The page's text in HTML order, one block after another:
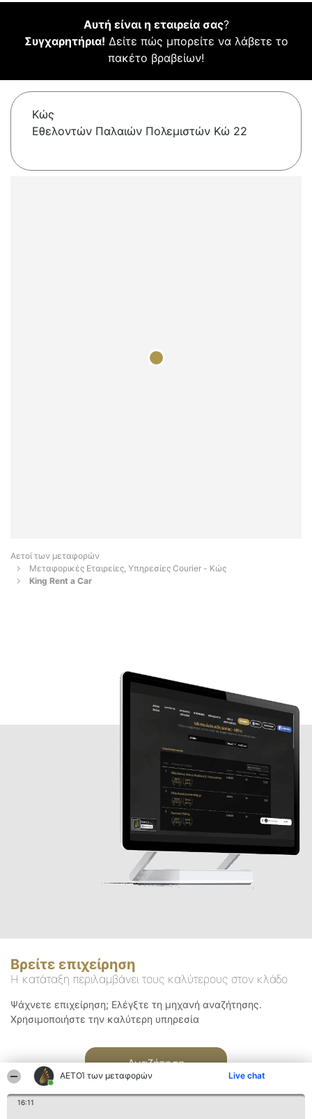
ΑΕΤΟΊ των μεταφορών Live chat
16:11
Αυτή είναι η εταιρεία σας?
Συγχαρητήρια! Δείτε πώς μπορείτε να λάβετε το
πακέτο βραβείων!
Κώς
Εθελοντών Παλαιών Πολεμιστών Κώ 22
Αετοί των μεταφορών
Μεταφορικές Εταιρείες, Υπηρεσίες Courier - Κώς
King Rent a Car
Βρείτε επιχείρηση
Η κατάταξη περιλαμβάνει τους καλύτερους στον κλάδο
Ψάχνετε επιχείρηση; Ελέγξτε τη μηχανή αναζήτησης.
Χρησιμοποιήστε την καλύτερη υπηρεσία
Αναζήτηση